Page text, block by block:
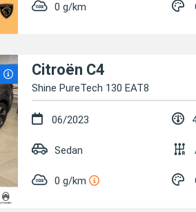
0 g/km
Citroën C4
Shine PureTech 130 EAT8
06/2023
Sedan
0 g/km